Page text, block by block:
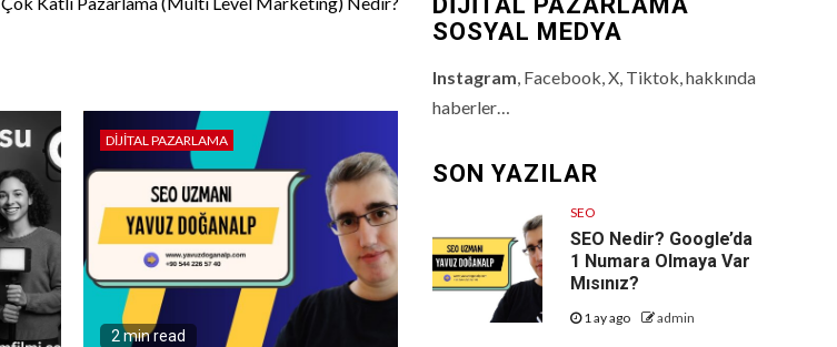
DIJITAL PAZARLAMA
2 min read
SOSYAL MEDYA
Instagram, Facebook, X, Tiktok, hakkında
haberler…
SON YAZILAR
SEO
SEO Nedir? Google’da
1 Numara Olmaya Var
Mısınız?
1 ay ago admin